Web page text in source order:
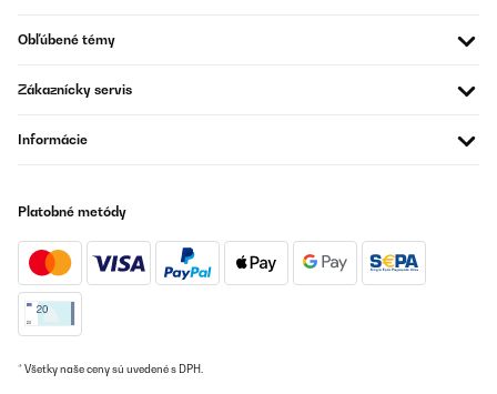
Obľúbené témy
Zákaznícky servis
Informácie
Platobné metódy
* Všetky naše ceny sú uvedené s DPH.